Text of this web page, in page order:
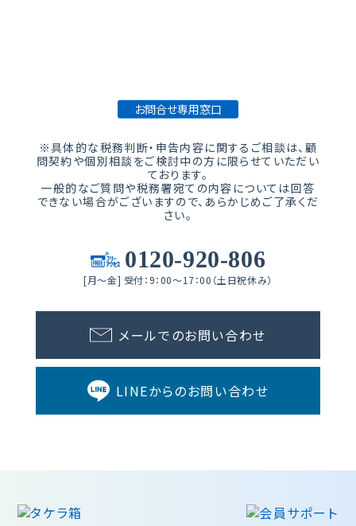
※具体的な税務判断・申告内容に関するご相談は、顧
問契約や個別相談をご検討中の方に限らせていただい
ております。
一般的なご質問や税務署宛ての内容については回答
できない場合がございますので、あらかじめご了承くだ
さい。
お問合せ専用窓口
0120-920-806
[月～金] 受付：9：00～17：00（土日祝休み）
メールでのお問い合わせ
LINEからのお問い合わせ